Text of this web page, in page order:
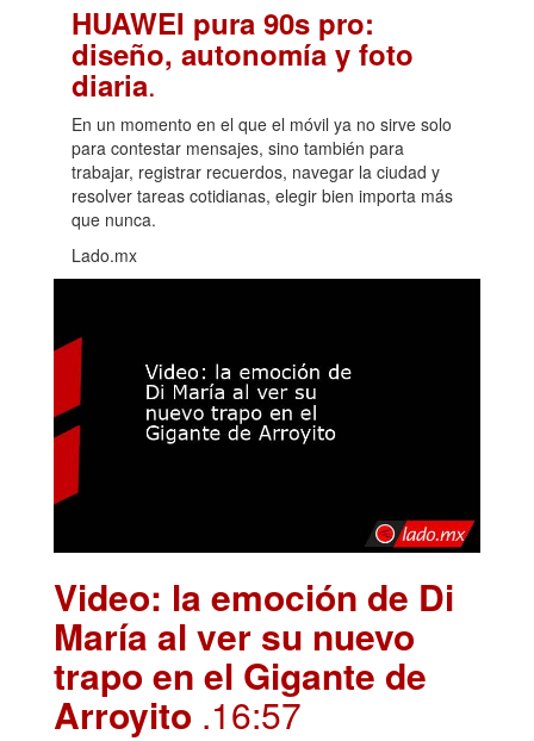
HUAWEI pura 90s pro:
diseño, autonomía y foto
diaria.
En un momento en el que el móvil ya no sirve solo
para contestar mensajes, sino también para
trabajar, registrar recuerdos, navegar la ciudad y
resolver tareas cotidianas, elegir bien importa más
que nunca.
Lado.mx
Video: la emoción de Di
María al ver su nuevo
trapo en el Gigante de
Arroyito .16:57